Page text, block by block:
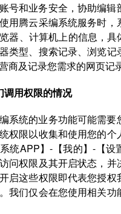
号和业务安全，协助编辑
用腾云采编系统服务时，
器、计算机上的信息，具
类型、搜索记录、浏览记
商及记录您需求的网页记录
调用权限的情况
系统的业务功能可能需要
权限以收集和使用您的个
系统APP】-【我的】-【
问权限及其开启状态，并
启这些权限即代表您授权
我们仅会在您使用相关功